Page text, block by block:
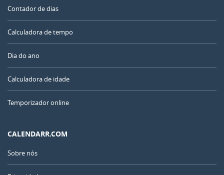
Contador de dias
Calculadora de tempo
Dia do ano
Calculadora de idade
Temporizador online
CALENDARR.COM
Sobre nós